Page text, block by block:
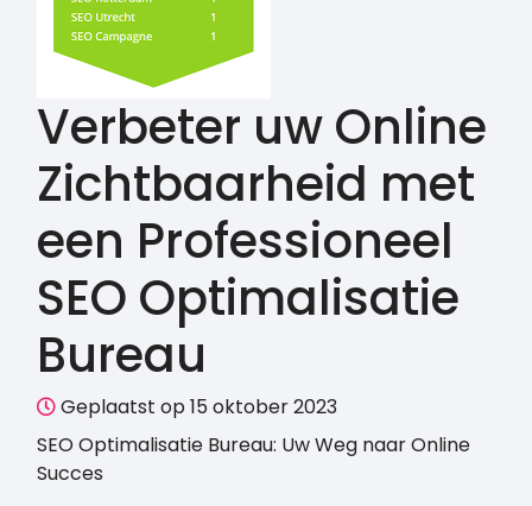
Verbeter uw Online
Zichtbaarheid met
een Professioneel
SEO Optimalisatie
Bureau
Geplaatst op 15 oktober 2023
SEO Optimalisatie Bureau: Uw Weg naar Online
Succes